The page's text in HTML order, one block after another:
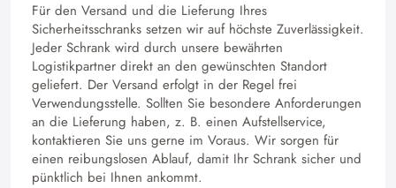
Für den Versand und die Lieferung Ihres
Sicherheitsschranks setzen wir auf höchste Zuverlässigkeit.
Jeder Schrank wird durch unsere bewährten
Logistikpartner direkt an den gewünschten Standort
geliefert. Der Versand erfolgt in der Regel frei
Verwendungsstelle. Sollten Sie besondere Anforderungen
an die Lieferung haben, z. B. einen Aufstellservice,
kontaktieren Sie uns gerne im Voraus. Wir sorgen für
einen reibungslosen Ablauf, damit Ihr Schrank sicher und
pünktlich bei Ihnen ankommt.